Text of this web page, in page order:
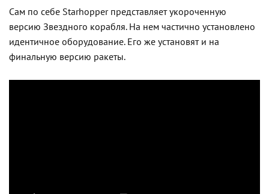
Сам по себе Starhopper представляет укороченную
версию Звездного корабля. На нем частично установлено
идентичное оборудование. Его же установят и на
финальную версию ракеты.